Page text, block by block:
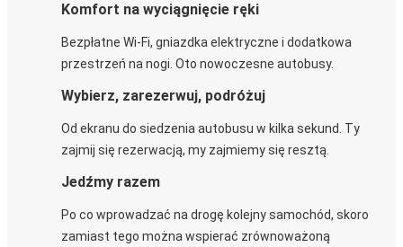
Komfort na wyciągnięcie ręki
Bezpłatne Wi-Fi, gniazdka elektryczne i dodatkowa
przestrzeń na nogi. Oto nowoczesne autobusy.
Wybierz, zarezerwuj, podróżuj
Od ekranu do siedzenia autobusu w kilka sekund. Ty
zajmij się rezerwacją, my zajmiemy się resztą.
Jedźmy razem
Po co wprowadzać na drogę kolejny samochód, skoro
zamiast tego można wspierać zrównoważoną